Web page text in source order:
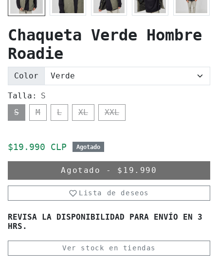
Chaqueta Verde Hombre
Roadie
Color
Talla:
S
S
M L XL XXL
Precio de oferta
$19.990 CLP Agotado
Agotado - $19.990
Lista de deseos
REVISA LA DISPONIBILIDAD PARA ENVÍO EN 3
HRS.
Ver stock en tiendas